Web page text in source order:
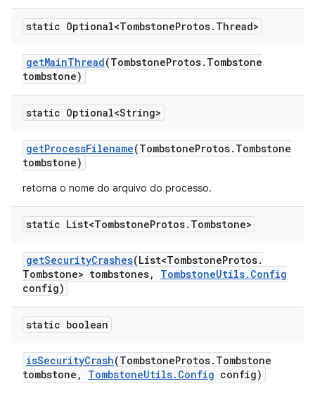
static Optional<TombstoneProtos. Thread>
getMainThread(TombstoneProtos. Tombstone
tombstone)
static Optional<String>
getProcessFilename(TombstoneProtos. Tombstone
tombstone)
retorna o nome do arquivo do processo.
static List<TombstoneProtos. Tombstone>
getSecurityCrashes(List<TombstoneProtos.
Tombstone> tombstones, TombstoneUtils. Config
config)
static boolean
isSecurityCrash(TombstoneProtos. Tombstone
tombstone , TombstoneUtils. Config config)